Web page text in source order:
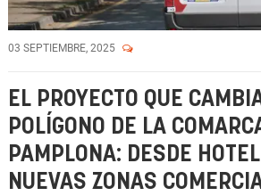
03 SEPTIEMBRE, 2025
EL PROYECTO QUE
POLÍGONO DE LA
PAMPLONA: DESDE
NUEVAS ZONAS